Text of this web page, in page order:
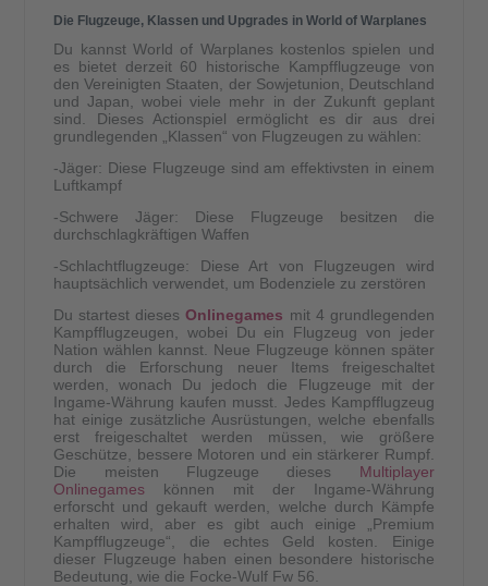
Die Flugzeuge, Klassen und Upgrades in World of Warplanes
Du kannst World of Warplanes kostenlos spielen und
es bietet derzeit 60 historische Kampfflugzeuge von
den Vereinigten Staaten, der Sowjetunion, Deutschland
und Japan, wobei viele mehr in der Zukunft geplant
sind. Dieses Actionspiel ermöglicht es dir aus drei
grundlegenden „Klassen“ von Flugzeugen zu wählen:
-Jäger: Diese Flugzeuge sind am effektivsten in einem
Luftkampf
-Schwere Jäger: Diese Flugzeuge besitzen die
durchschlagkräftigen Waffen
-Schlachtflugzeuge: Diese Art von Flugzeugen wird
hauptsächlich verwendet, um Bodenziele zu zerstören
Du startest diesesOnlinegames mit 4 grundlegenden
Kampfflugzeugen, wobei Du ein Flugzeug von jeder
Nation wählen kannst. Neue Flugzeuge können später
durch die Erforschung neuer Items freigeschaltet
werden, wonach Du jedoch die Flugzeuge mit der
Ingame-Währung kaufen musst. Jedes Kampfflugzeug
hat einige zusätzliche Ausrüstungen, welche ebenfalls
erst freigeschaltet werden müssen, wie größere
Geschütze, bessere Motoren und ein stärkerer Rumpf.
Die meisten Flugzeuge dieses Multiplayer
Onlinegames können mit der Ingame-Währung
erforscht und gekauft werden, welche durch Kämpfe
erhalten wird, aber es gibt auch einige „Premium
Kampfflugzeuge“, die echtes Geld kosten. Einige
dieser Flugzeuge haben einen besondere historische
Bedeutung, wie die Focke-Wulf Fw 56.